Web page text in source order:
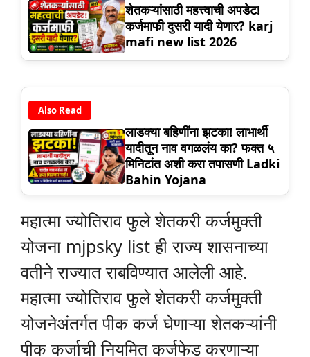
शेतकऱ्यांसाठी महत्त्वाची अपडेट!
कर्जमाफी दुसरी यादी येणार? karj
mafi new list 2026
Also Read
लाडक्या बहिणींना झटका! लाभार्थी
यादीतून नाव वगळलंय का? फक्त ५
मिनिटांत अशी करा तपासणी Ladki
Bahin Yojana
महात्मा ज्योतिराव फुले शेतकरी कर्जमुक्ती
योजना mjpsky list ही राज्य शासनाच्या
वतीने राज्यात राबविण्यात आलेली आहे.
महात्मा ज्योतिराव फुले शेतकरी कर्जमुक्ती
योजनेअंतर्गत पीक कर्ज घेणाऱ्या शेतकऱ्यांनी
पीक कर्जाची नियमित कर्जफेड करणाऱ्या